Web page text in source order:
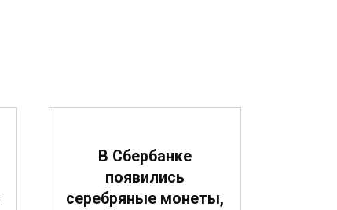
В Сбербанке
появились
серебряные монеты,